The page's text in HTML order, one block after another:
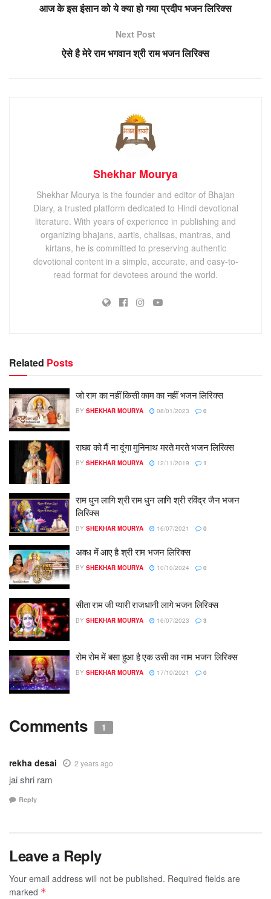
आज के इस इंसान को ये क्या हो गया प्रदीप भजन लिरिक्स
Next Post
ऐसे है मेरे राम भगवान श्री राम भजन लिरिक्स
Shekhar Mourya
Shekhar Mourya is the founder and editor of Bhajan
Diary, a trusted platform dedicated to Hindi devotional
literature. With years of experience in publishing and
organizing bhajans, aartis, chalisas, mantras, and
kirtans, he is committed to preserving authentic
devotional content in a simple, accurate, and easy-to-
read format for devotees around the world.
Related Posts
जो राम का नहीं किसी काम का नहीं भजन लिरिक्स
BY SHEKHAR MOURYA 08/01/2023 0
राघव को मैं ना दूंगा मुनिनाथ मरते मरते भजन लिरिक्स
BY SHEKHAR MOURYA 12/11/2019 1
राम धुन लागि श्री राम धुन लागि श्री रविंद्र जैन भजन
लिरिक्स
BY SHEKHAR MOURYA 16/07/2021 0
अवध में आए है श्री राम भजन लिरिक्स
BY SHEKHAR MOURYA 10/10/2024 0
सीता राम जी प्यारी राजधानी लागे भजन लिरिक्स
BY SHEKHAR MOURYA 16/07/2023 3
रोम रोम में बसा हुआ है एक उसी का नाम भजन लिरिक्स
BY SHEKHAR MOURYA 17/10/2021 0
Comments 1
rekha desai 2 years ago
jai shri ram
Reply
Leave a Reply
Your email address will not be published. Required fields are
marked *